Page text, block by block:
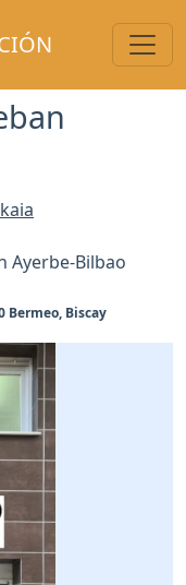
Ayerbe-Bilbao
Bermeo, Biscay